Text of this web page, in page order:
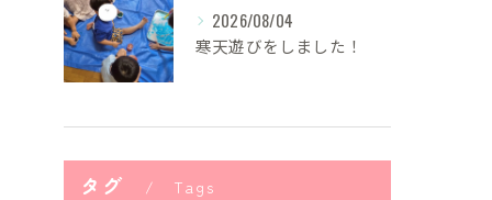
2026/08/04
寒天遊びをしました！
タグ Tags